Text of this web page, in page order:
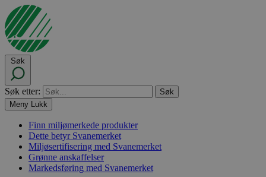
Søk
Søk etter:
Meny Lukk
Finn miljømerkede produkter
Dette betyr Svanemerket
Miljøsertifisering med Svanemerket
Grønne anskaffelser
Markedsføring med Svanemerket